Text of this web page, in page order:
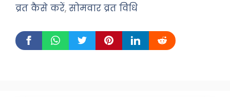
व्रत कैसे करें, सोमवार व्रत विधि